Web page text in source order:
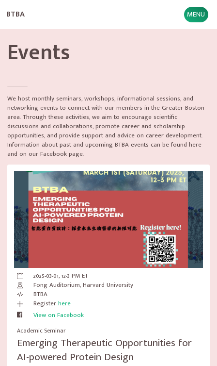
BTBA MENU
Events
We host monthly seminars, workshops, informational sessions, and
networking events to connect with our members in the Greater Boston
area. Through these activities, we aim to encourage scientific
discussions and collaborations, promote career and scholarship
opportunities, and provide support and advice on career development.
Information about past and upcoming BTBA events can be found here
and on our Facebook page.
2025-03-01, 12-3 PM ET
Fong Auditorium, Harvard University
BTBA
Registerhere
View on Facebook
Academic Seminar
Emerging Therapeutic Opportunities for
AI-powered Protein Design